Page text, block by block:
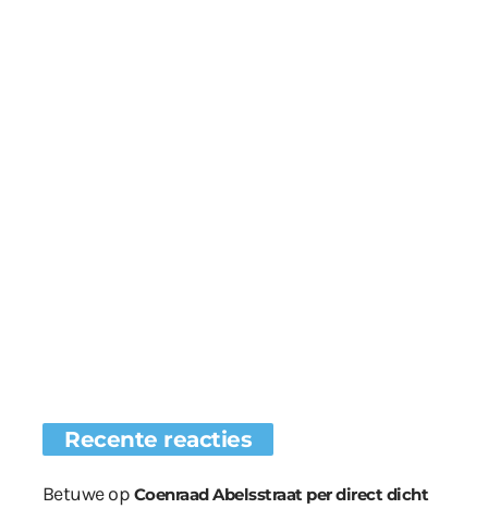
Recente reacties
Betuweop Coenraad Abelsstraat per direct dicht